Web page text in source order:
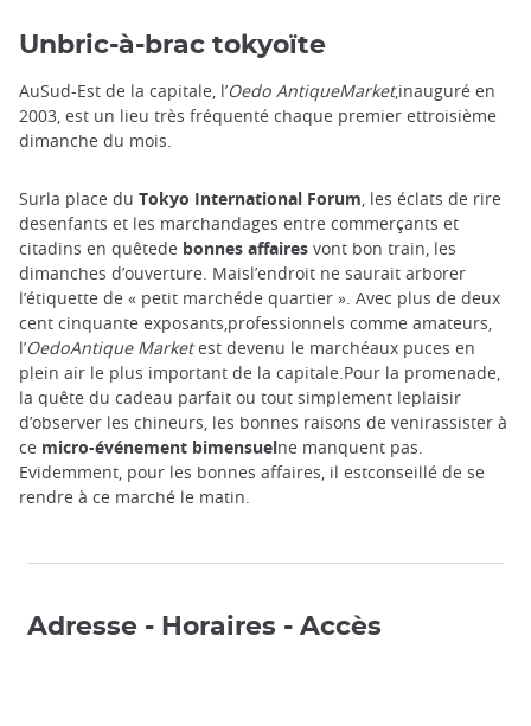
Unbric-à-brac tokyoïte
AuSud-Est de la capitale, l’Oedo AntiqueMarket,inauguré en
2003, est un lieu très fréquenté chaque premier ettroisième
dimanche du mois.
Surla place du Tokyo International Forum, les éclats de rire
desenfants et les marchandages entre commerçants et
citadins en quêtede bonnes affaires vont bon train, les
dimanches d’ouverture. Maisl’endroit ne saurait arborer
l’étiquette de « petit marchéde quartier ». Avec plus de deux
cent cinquante exposants,professionnels comme amateurs,
l’OedoAntique Marketest devenu le marchéaux puces en
plein air le plus important de la capitale.Pour la promenade,
la quête du cadeau parfait ou tout simplement leplaisir
d’observer les chineurs, les bonnes raisons de venirassister à
ce micro-événement bimensuelne manquent pas.
Evidemment, pour les bonnes affaires, il estconseillé de se
rendre à ce marché le matin.
Adresse - Horaires - Accès